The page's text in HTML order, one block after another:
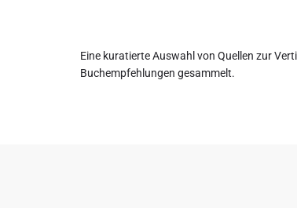
Eine kuratierte Auswahl von Quellen zur
Buchempfehlungen gesammelt.